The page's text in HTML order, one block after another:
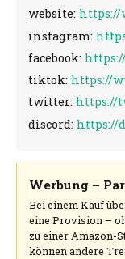
website: https://
instagram:
facebook:
tiktok: https://
twitter: https://
discord: https://
Werbung –
Bei einem Kauf
eine Provision –
zu einer Amazon-
können andere